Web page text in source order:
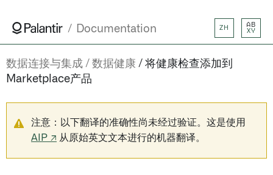
Documentation ZH
AB
XY
数据连接与集成 数据健康
将健康检查添加到
Marketplace产品
注意：以下翻译的准确性尚未经过验证。这是使用
AIP ↗ 从原始英文文本进行的机器翻译。